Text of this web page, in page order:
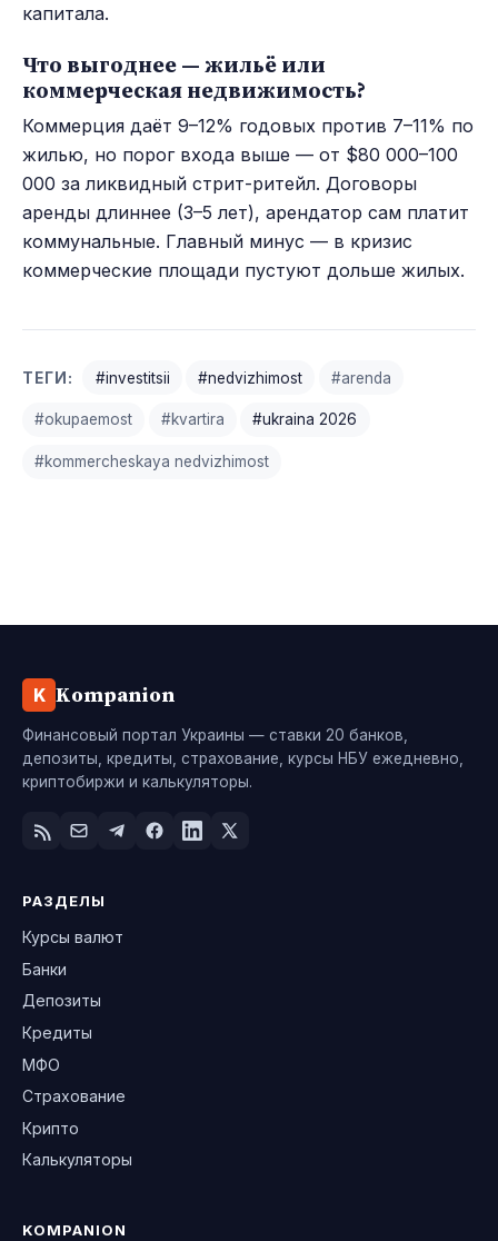
капитала.
Что выгоднее — жильё или
коммерческая недвижимость?
Коммерция даёт 9–12% годовых против 7–11% по
жилью, но порог входа выше — от $80 000–100
000 за ликвидный стрит-ритейл. Договоры
аренды длиннее (3–5 лет), арендатор сам платит
коммунальные. Главный минус — в кризис
коммерческие площади пустуют дольше жилых.
ТЕГИ: #investitsii #nedvizhimost #arenda
#okupaemost #kvartira #ukraina 2026
#kommercheskaya nedvizhimost
K Kompanion
Финансовый портал Украины — ставки 20 банков,
депозиты, кредиты, страхование, курсы НБУ ежедневно,
криптобиржи и калькуляторы.
РАЗДЕЛЫ
Курсы валют
Банки
Депозиты
Кредиты
МФО
Страхование
Крипто
Калькуляторы
KOMPANION